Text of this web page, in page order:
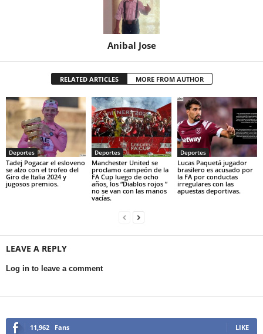
Anibal Jose
RELATED ARTICLES MORE FROM AUTHOR
Deportes
Tadej Pogacar el esloveno
se alzo con el trofeo del
Giro de Italia 2024 y
jugosos premios.
Deportes
Manchester United se
proclamo campeón de la
FA Cup luego de ocho
años, los “Diablos rojos ”
no se van con las manos
vacías.
Deportes
Lucas Paquetá jugador
brasilero es acusado por
la FA por conductas
irregulares con las
apuestas deportivas.
LEAVE A REPLY
Log in to leave a comment
11,962 Fans LIKE